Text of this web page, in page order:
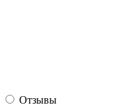
Отзывы